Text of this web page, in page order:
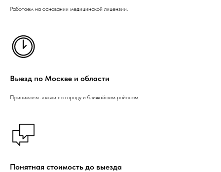
Работаем на основании медицинской лицензии.
Выезд по Москве и области
Принимаем заявки по городу и ближайшим районам.
Понятная стоимость до выезда